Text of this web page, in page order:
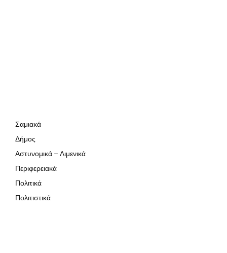
Σαμιακά
Δήμος
Αστυνομικά – Λιμενικά
Περιφερειακά
Πολιτικά
Πολιτιστικά